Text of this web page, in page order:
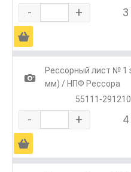
- +
Ä
1
Рессорный лист № 1
мм) / НПФ Рессора
55111-
- +
Ä